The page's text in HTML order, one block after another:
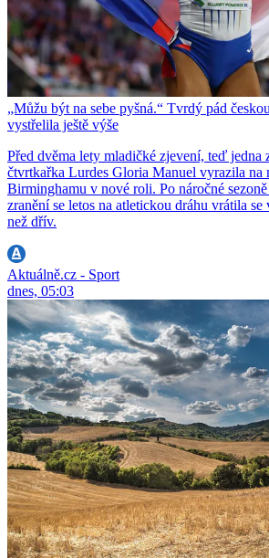
„Můžu být na sebe pyšná.“ Tvrdý pád
vystřelila ještě výše
Před dvěma lety mladičké zjevení, teď jedna
čtvrtkařka Lurdes Gloria Manuel vyrazila
Birminghamu v nové roli. Po náročné
zranění se letos na atletickou dráhu vrátila se
než dřív.
Aktuálně.cz - Sport
dnes, 05:03